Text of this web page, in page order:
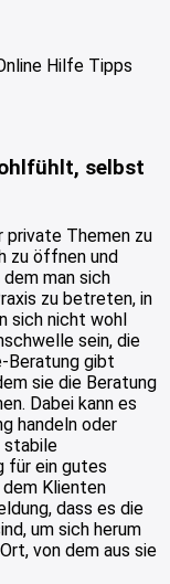
selbst
Themen zu
zu öffnen und
man sich
zu betreten, in
sich nicht wohl
sein, die
Beratung gibt
sie die Beratung
Dabei kann es
handeln oder
stabile
für ein gutes
Klienten
dass es die
um sich herum
von dem aus sie